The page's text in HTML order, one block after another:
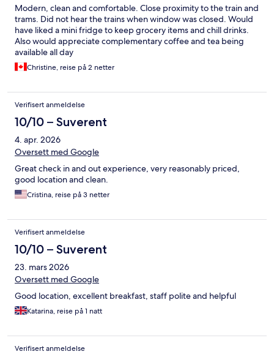
Modern, clean and comfortable. Close proximity to the train and
trams. Did not hear the trains when window was closed. Would
have liked a mini fridge to keep grocery items and chill drinks.
Also would appreciate complementary coffee and tea being
available all day
Christine, reise på 2 netter
Verifisert anmeldelse
10/10 – Suverent
4. apr. 2026
Oversett med Google
Great check in and out experience, very reasonably priced,
good location and clean.
Cristina, reise på 3 netter
Verifisert anmeldelse
10/10 – Suverent
23. mars 2026
Oversett med Google
Good location, excellent breakfast, staff polite and helpful
Katarina, reise på 1 natt
Verifisert anmeldelse